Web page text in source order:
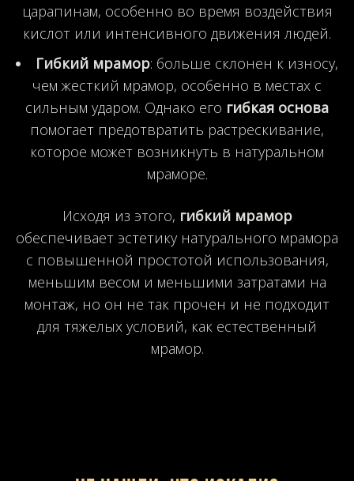
царапинам, особенно во время воздействия
кислот или интенсивного движения людей.
Гибкий мрамор: больше склонен к износу,
чем жесткий мрамор, особенно в местах с
сильным ударом. Однако его гибкая основа
помогает предотвратить растрескивание,
которое может возникнуть в натуральном
мраморе.
Исходя из этого, гибкий мрамор
обеспечивает эстетику натурального мрамора
с повышенной простотой использования,
меньшим весом и меньшими затратами на
монтаж, но он не так прочен и не подходит
для тяжелых условий, как естественный
мрамор.